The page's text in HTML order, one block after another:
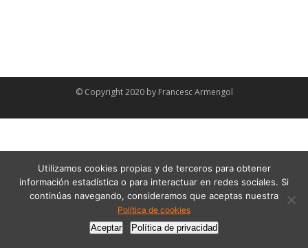
© Copyright 2020 by Francesc Armengol
Utilizamos cookies propias y de terceros para obtener
información estadística o para interactuar en redes sociales. Si
continúas navegando, consideramos que aceptas nuestra
Política de cookies
Aceptar
Política de privacidad